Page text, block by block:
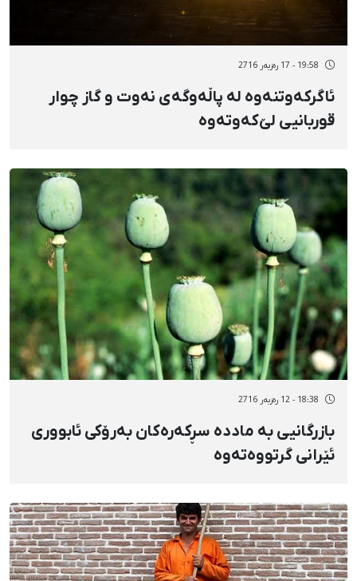
19:58 - 17 رەزبەر 2716
ئاگرکەوتنەوە لە پاڵەوگەی نەوت و گاز چوار
قوربانیی لێ‌کەوتەوە
18:38 - 12 رەزبەر 2716
بازرگانیی بە ماددە سڕکەرەکان بەرۆکی ئابووری
ئێرانی گرتووەتەوە